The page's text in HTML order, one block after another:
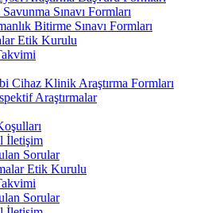
Sınavı Formları
Bitirme Sınavı Formları
Etik Kurulu
Cihaz Klinik Araştırma Formları
Araştırmalar
İletişim
Sorular
Etik Kurulu
Sorular